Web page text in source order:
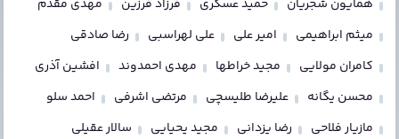
همایون شجریان
حمید عسکری فرزاد فرزین
مهدی مقدم
میثم ابراهیمی
امیر علی علی لهراسبی
رضا صادقی
کامران مولایی
مجید خراطها مهدی احمدوند
افشین آذری
محسن یگانه
علیرضا طلیسچی مرتضی اشرفی
احمد سلو
مازیار فلاحی
رضا یزدانی مجید یحیایی
سالار عقیلی